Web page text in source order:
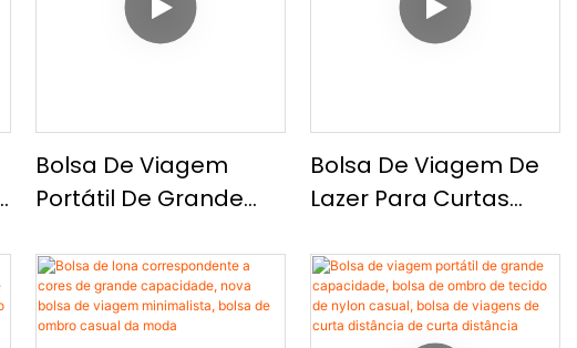
Bolsa De Viagem
Portátil De Grande
De Negócios Simples
Para Curtas
Distâncias, Bolsa De
Bolsa De Viagem De
Lazer Para Curtas
Viagem Simples E
Macia, Versátil, Bolsa
De Ombro Da Moda